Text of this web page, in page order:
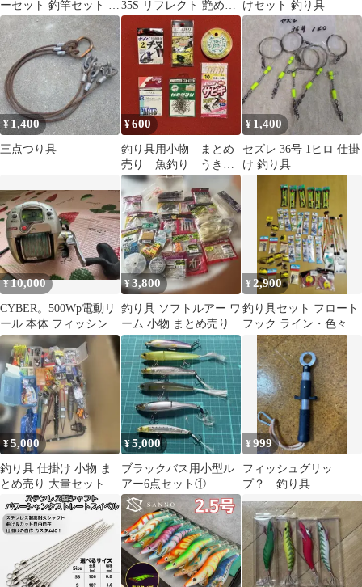
ーセット 釣竿セット 2
セット 初心者 子供 ス
ピニングリール 海釣り
投げ釣り 釣り具 釣り竿
セット 釣具セット コン
パクト リール付きロッ
ド ルアー ライン付 釣
りバッグ付き
35S リフレクト 艶めき
キャップ マルイカ
4550133556722 釣り具
ルアー 新品 【WJ225】
けセット 釣り具
¥ 1,400
三点つり具
¥600
釣り具用小物 まとめ
売り 魚釣り うき
玉ウキ 針 ハリス止
め サビキ オーナー
¥ 1,400
セズレ 36号 1ヒロ 仕掛
け 釣り具
¥10,000
CYBER。500Wp電動リ
ール 本体 フィッシング
釣り具
¥3,800
釣り具 ソフトルアー ワ
ーム 小物 まとめ売り
¥2,900
釣り具セット フロート
フック ライン・色々大
量まとめ出品
¥5,000
釣り具 仕掛け 小物 ま
とめ売り 大量セット
¥5,000
ブラックバス用小型ル
アー6点セット①
¥999
フィッシュグリッ
プ？ 釣り具